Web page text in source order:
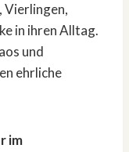
Vierlingen,
in ihren Alltag.
und
ehrliche
im